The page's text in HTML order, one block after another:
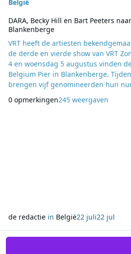
België
DARA, Becky Hill en Bart Peeters
Blankenberge
VRT heeft de artiesten
de derde en vierde show van VRT
4 en woensdag 5 augustus vinden
Belgium Pier in Blankenberge.
brengen vijf genomineerden hun
podium in de strijd om een plaats in
augustus. Tijdens de derde show, die op dinsdag 4 augustus
0 opmerkingen245 weergaven
de redactiein België22 juli22 jul
Lees meer over Zeezendertijd op KL85